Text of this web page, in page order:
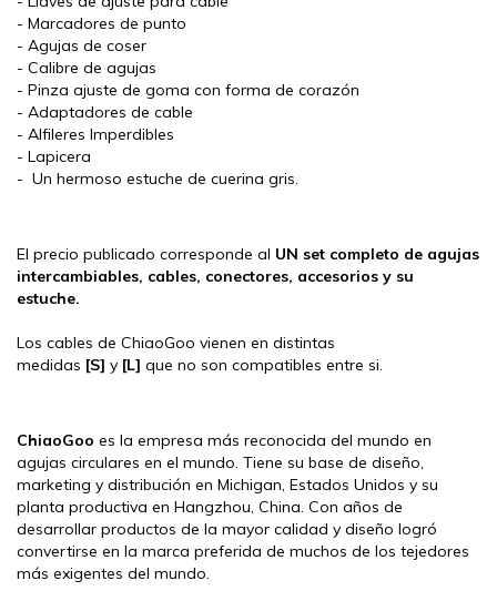
- Marcadores de punto
- Agujas de coser
- Calibre de agujas
- Pinza ajuste de goma con forma de corazón
- Adaptadores de cable
- Alfileres Imperdibles
- Lapicera
- Un hermoso estuche de cuerina gris.
El precio publicado corresponde al UN set completo de agujas
intercambiables, cables, conectores, accesorios y su
estuche.
Los cables de ChiaoGoo vienen en distintas
medidas [S] y [L] que no son compatibles entre si.
ChiaoGoo es la empresa más reconocida del mundo en
agujas circulares en el mundo. Tiene su base de diseño,
marketing y distribución en Michigan, Estados Unidos y su
planta productiva en Hangzhou, China. Con años de
desarrollar productos de la mayor calidad y diseño logró
convertirse en la marca preferida de muchos de los tejedores
más exigentes del mundo.